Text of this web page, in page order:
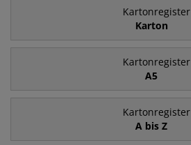
Kartonregister
Karton
Kartonregister
A5
Kartonregister
A bis Z